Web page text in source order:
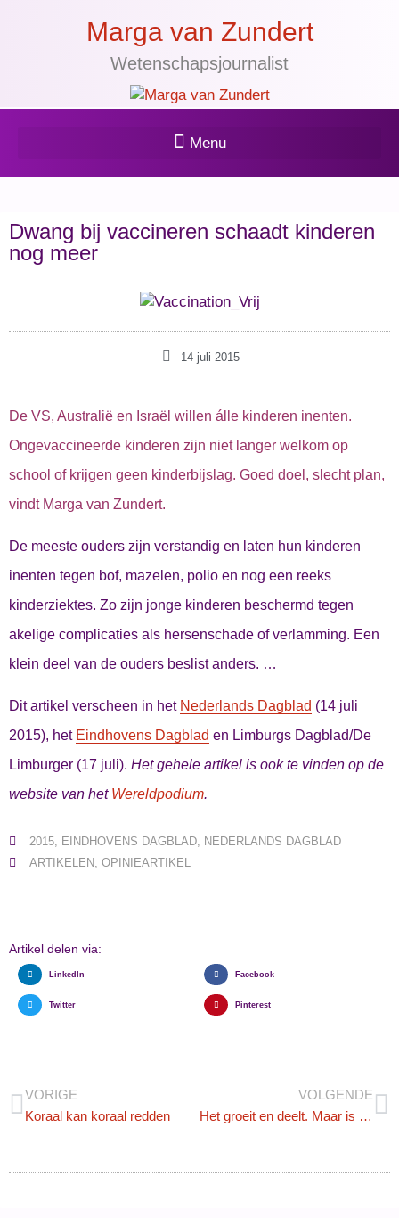
Marga van Zundert
Wetenschapsjournalist
Dwang bij vaccineren schaadt kinderen
nog meer
14 juli 2015
De VS, Australië en Israël willen álle kinderen inenten.
Ongevaccineerde kinderen zijn niet langer welkom op
school of krijgen geen kinderbijslag. Goed doel, slecht plan,
vindt Marga van Zundert.
De meeste ouders zijn verstandig en laten hun kinderen
inenten tegen bof, mazelen, polio en nog een reeks
kinderziektes. Zo zijn jonge kinderen beschermd tegen
akelige complicaties als hersenschade of verlamming. Een
klein deel van de ouders beslist anders. …
Dit artikel verscheen in het Nederlands Dagblad (14 juli
2015), het Eindhovens Dagblad en Limburgs Dagblad/De
Limburger (17 juli). Het gehele artikel is ook te vinden op de
website van het Wereldpodium.
2015 EINDHOVENS DAGBLAD NEDERLANDS DAGBLAD
ARTIKELEN OPINIEARTIKEL
Artikel delen via:
LinkedIn Facebook
Twitter Pinterest
VORIGE
Koraal kan koraal redden
VOLGENDE
Het groeit en deelt. Maar is dit leven?